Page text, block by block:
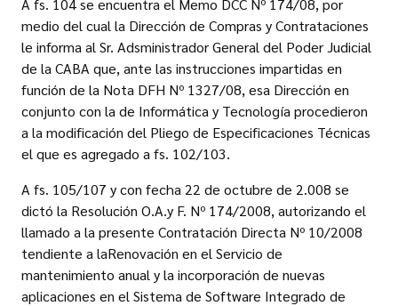
A fs. 104 se encuentra el Memo DCC Nº 174/08, por
medio del cual la Dirección de Compras y Contrataciones
le informa al Sr. Adsministrador General del Poder Judicial
de la CABA que, ante las instrucciones impartidas en
función de la Nota DFH Nº 1327/08, esa Dirección en
conjunto con la de Informática y Tecnología procedieron
a la modificación del Pliego de Especificaciones Técnicas
el que es agregado a fs. 102/103.
A fs. 105/107 y con fecha 22 de octubre de 2.008 se
dictó la Resolución O.A.y F. Nº 174/2008, autorizando el
llamado a la presente Contratación Directa Nº 10/2008
tendiente a laRenovación en el Servicio de
mantenimiento anual y la incorporación de nuevas
aplicaciones en el Sistema de Software Integrado de